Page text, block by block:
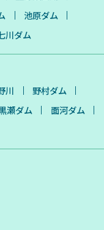
池原ダム
川ダム
川
野村ダム
瀬ダム
面河ダム